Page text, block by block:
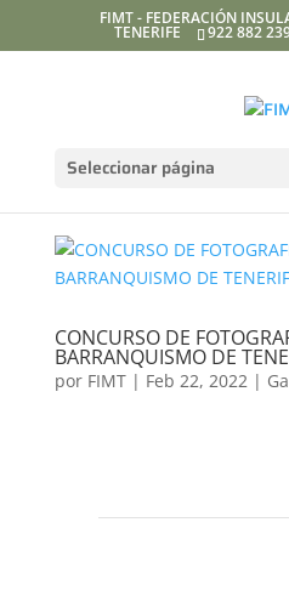
FIMT - FEDERACIÓN
TENERIFE 922 882
Seleccionar página
CONCURSO DE
BARRANQUISMO DE
por FIMT| Feb 22, 2022|